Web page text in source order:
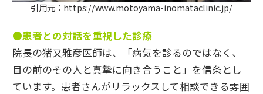
引用元：https://www.motoyama-inomataclinic.jp/
●患者との対話を重視した診療
院長の猪又雅彦医師は、「病気を診るのではなく、
目の前のその人と真摯に向き合うこと」を信条とし
ています。 患者さんがリラックスして相談できる雰囲